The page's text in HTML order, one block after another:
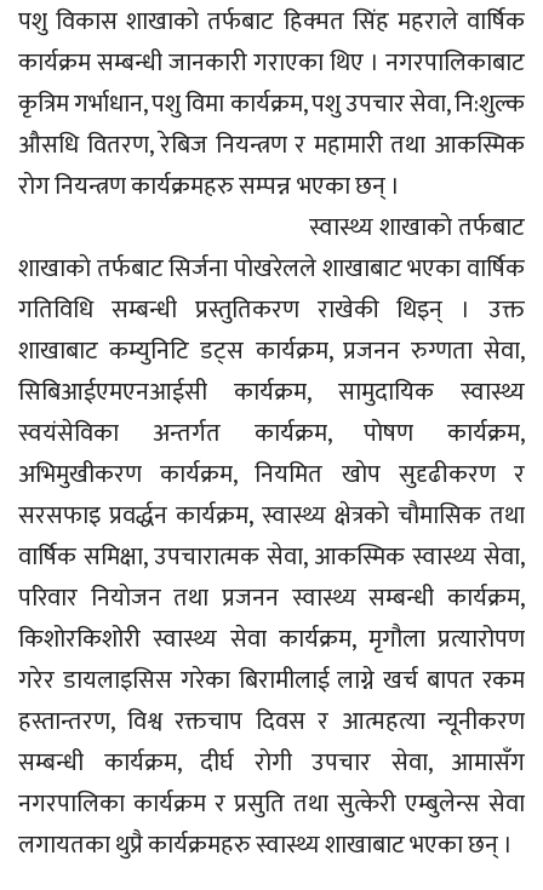
पशु विकास शाखाको तर्फबाट हिक्मत सिंह महराले वार्षिक
कार्यक्रम सम्बन्धी जानकारी गराएका थिए । नगरपालिकाबाट
कृत्रिम गर्भाधान, पशु विमा कार्यक्रम, पशु उपचार सेवा, नि:शुल्क
औसधि वितरण, रेबिज नियन्त्रण र महामारी तथा आकस्मिक
राेग नियन्त्रण कार्यक्रमहरु सम्पन्न भएका छन् ।
स्वास्थ्य शाखाकाे तर्फबाट
शाखाकाे तर्फबाट सिर्जना पाेखरेलले शाखाबाट भएका वार्षिक
गतिविधि सम्बन्धी प्रस्तुतिकरण राखेकी थिइन् । उक्त
शाखाबाट कम्युनिटि डट्स कार्यक्रम, प्रजनन रुग्णता सेवा,
सिबिआईएमएनआईसी कार्यक्रम, सामुदायिक स्वास्थ्य
स्वयंसेविका अन्तर्गत कार्यक्रम, पाेषण कार्यक्रम,
अभिमुखीकरण कार्यक्रम, नियमित खाेप सुदृढीकरण र
सरसफाइ प्रवर्द्धन कार्यक्रम, स्वास्थ्य क्षेत्रकाे चाैमासिक तथा
वार्षिक समिक्षा, उपचारात्मक सेवा, आकस्मिक स्वास्थ्य सेवा,
परिवार नियाेजन तथा प्रजनन स्वास्थ्य सम्बन्धी कार्यक्रम,
किशोरकिशोरी स्वास्थ्य सेवा कार्यक्रम, मृगौला प्रत्यारोपण
गरेर डायलाइसिस गरेका बिरामीलाई लाग्ने खर्च बापत रकम
हस्तान्तरण, विश्व रक्तचाप दिवस र आत्महत्या न्यूनीकरण
सम्बन्धी कार्यक्रम, दीर्घ राेगी उपचार सेवा, आमासँग
नगरपालिका कार्यक्रम र प्रसुति तथा सुत्केरी एम्बुलेन्स सेवा
लगायतका थुप्रै कार्यक्रमहरु स्वास्थ्य शाखाबाट भएका छन् ।